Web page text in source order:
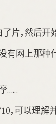
片，然后开
有网上那种
……
，可以理解